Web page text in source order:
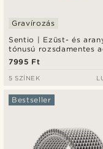
Sentio | Ezüst- és
tónusú rozsdamentes
láncszemes gyűrű
Gravírozás
7995 Ft
5 SZÍNEK
Bestseller